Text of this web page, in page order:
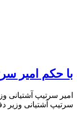
با حکم امیر
امیر سرتیپ آشتیانی
سرتیپ آشتیانی وزیر